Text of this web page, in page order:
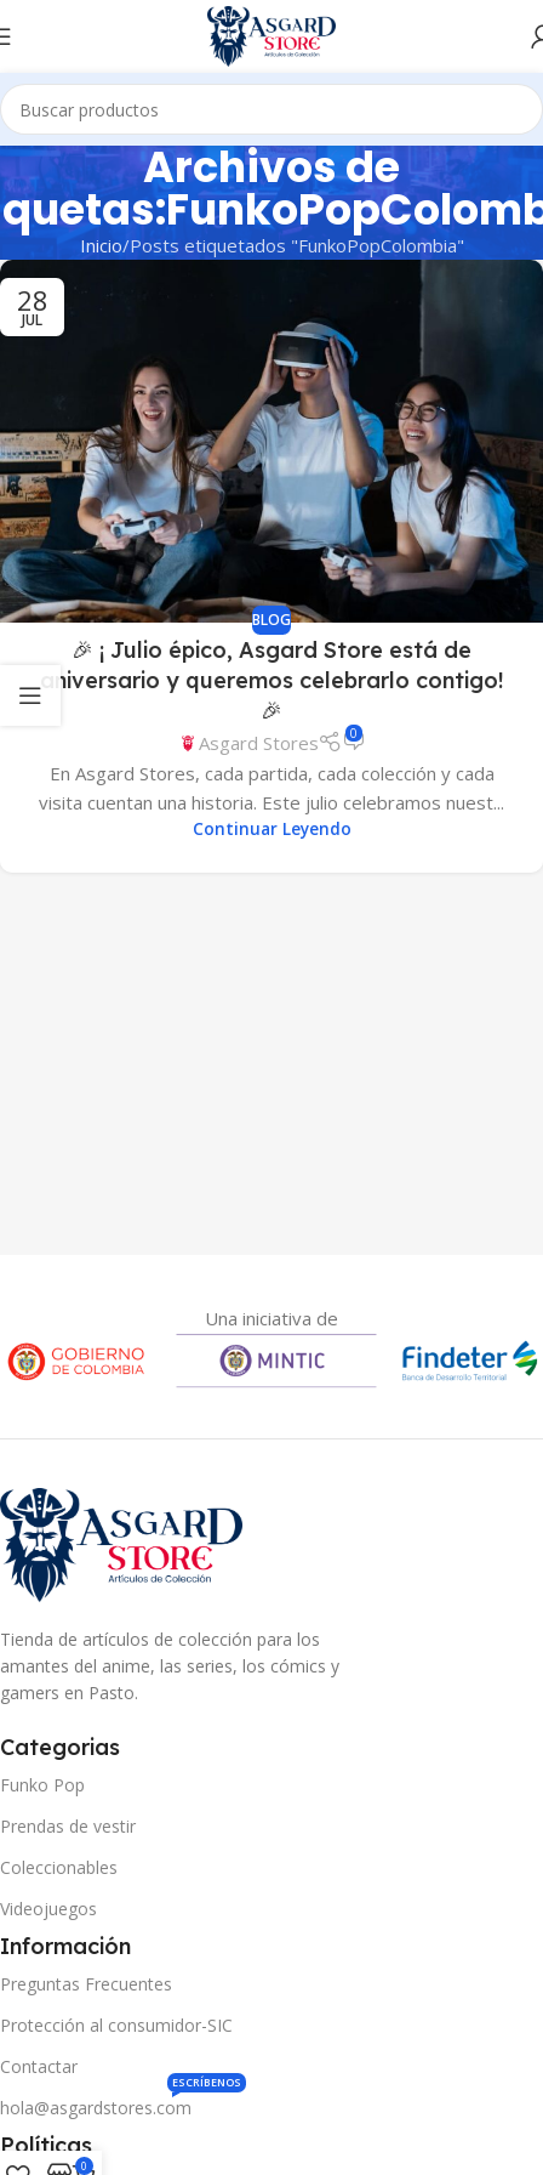
Archivos de
Inicio Posts etiquetados "FunkoPopColombia"
28
JUL
BLOG
🎉 ¡ Julio épico, Asgard Store está de
aniversario y queremos celebrarlo contigo!
🎉
Asgard Stores 0
En Asgard Stores, cada partida, cada colección y cada
visita cuentan una historia. Este julio celebramos nuest...
Continuar Leyendo
Una iniciativa de
Tienda de artículos de colección para los
amantes del anime, las series, los cómics y
gamers en Pasto.
Categorias
Funko Pop
Prendas de vestir
Coleccionables
Videojuegos
Información
Preguntas Frecuentes
Protección al consumidor-SIC
Contactar
hola@asgardstores.com
ESCRÍBENOS
Políticas
0